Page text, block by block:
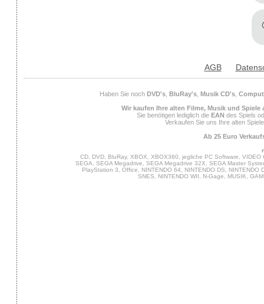
AGB
Haben Sie noch DVD's, BluRay's, Musik CD's,
Wir kaufen Ihre alten Filme, Musik und Spiele
Sie benötigen lediglich die EAN des Spiels
Verkaufen Sie uns Ihre alten
Ab 25 Euro
CD, DVD, BluRay, XBOX, XBOX360, jegliche PC Software,
SEGA, SEGA Megadrive, SEGA Megadrive 32X, SEGA Master
PlayStation 3, Office, NINTENDO 64, NINTENDO DS,
SNES, NINTENDO WII, N-Gage, MUSIK,